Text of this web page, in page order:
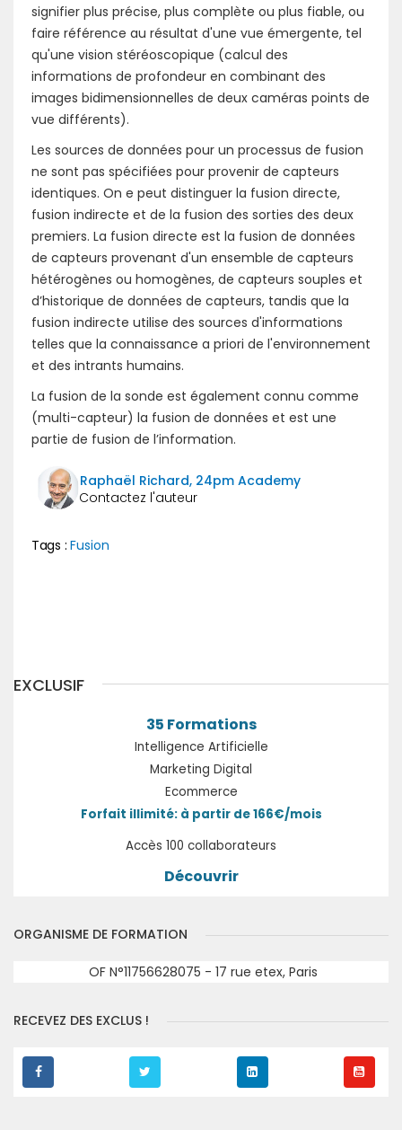
signifier plus précise, plus complète ou plus fiable, ou
faire référence au résultat d'une vue émergente, tel
qu'une vision stéréoscopique (calcul des
informations de profondeur en combinant des
images bidimensionnelles de deux caméras points de
vue différents).
Les sources de données pour un processus de fusion
ne sont pas spécifiées pour provenir de capteurs
identiques. On e peut distinguer la fusion directe,
fusion indirecte et de la fusion des sorties des deux
premiers. La fusion directe est la fusion de données
de capteurs provenant d'un ensemble de capteurs
hétérogènes ou homogènes, de capteurs souples et
d’historique de données de capteurs, tandis que la
fusion indirecte utilise des sources d'informations
telles que la connaissance a priori de l'environnement
et des intrants humains.
La fusion de la sonde est également connu comme
(multi-capteur) la fusion de données et est une
partie de fusion de l’information.
Raphaël Richard, 24pm Academy
Tags : Fusion
EXCLUSIF
35 Formations
Intelligence Artificielle
Marketing Digital
Ecommerce
Forfait illimité: à partir de 166€/mois
Accès 100 collaborateurs
Découvrir
ORGANISME DE FORMATION
OF N°11756628075 - 17 rue etex, Paris
RECEVEZ DES EXCLUS !